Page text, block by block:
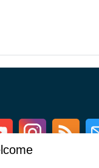
Youtube InstagramRSS